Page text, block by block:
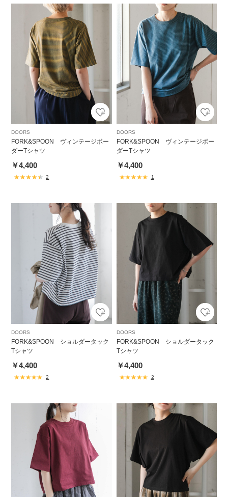
DOORS
FORK&SPOON ヴィンテージボー
ダーTシャツ
￥4,400
2
DOORS
FORK&SPOON ヴィンテージボー
ダーTシャツ
￥4,400
1
DOORS
FORK&SPOON ショルダータック
Tシャツ
￥4,400
2
DOORS
FORK&SPOON ショルダータック
Tシャツ
￥4,400
2